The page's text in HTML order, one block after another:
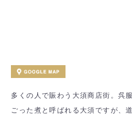
多くの人で賑わう大須商店街。呉
ごった煮と呼ばれる大須ですが、